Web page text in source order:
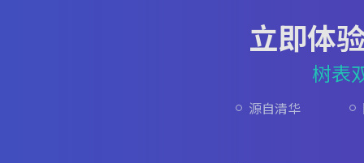
立即体
树表
源自清华